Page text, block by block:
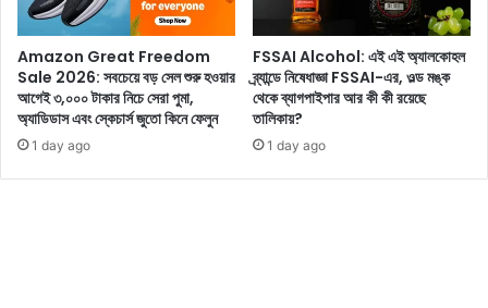
ঐ
তি
হ্য
দু
ই
দ
বি
রু
দ্ধে
বি
জে
পি
Amazon Great Freedom
Sale 2026: সবচেয়ে বড় সেল শুরু হওয়ার
আগেই ৩,০০০ টাকার নিচে সেরা পুমা,
অ্যাডিডাস এবং স্কেচার্স জুতো কিনে ফেলুন
1 day ago
FSSAI Alcohol: এই এই অ্যালকোহল
ব্র্যান্ডে নিষেধাজ্ঞা FSSAI-এর, ওল্ড মঙ্ক
থেকে ব্যাগপাইপার আর কী কী রয়েছে
তালিকায়?
1 day ago